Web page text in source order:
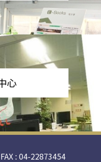
心
: 04-22873454